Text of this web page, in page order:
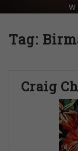
w
Tag:
Craig